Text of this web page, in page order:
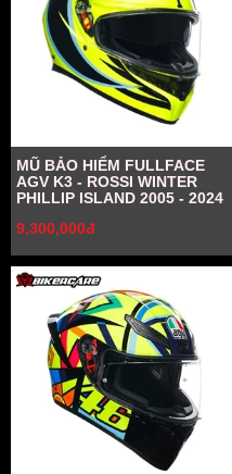
MŨ BẢO HIỂM FULLFACE
AGV K3 - ROSSI WINTER
PHILLIP ISLAND 2005 - 2024
9,300,000đ